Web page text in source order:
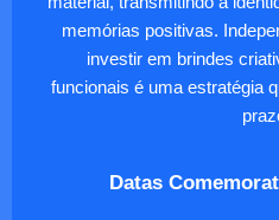
memórias positivas.
investir em brindes
funcionais é uma estratégia
Datas